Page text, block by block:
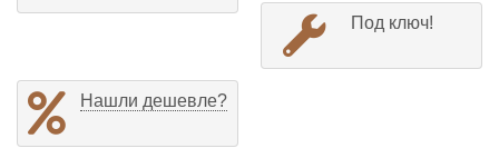
Под ключ!
Нашли дешевле?